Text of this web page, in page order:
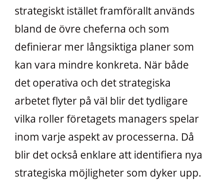
strategiskt istället framförallt används
bland de övre cheferna och som
definierar mer långsiktiga planer som
kan vara mindre konkreta. När både
det operativa och det strategiska
arbetet flyter på väl blir det tydligare
vilka roller företagets managers spelar
inom varje aspekt av processerna. Då
blir det också enklare att identifiera nya
strategiska möjligheter som dyker upp.